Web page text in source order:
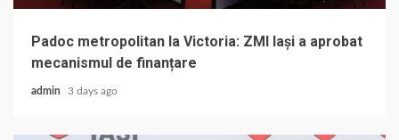
Padoc metropolitan la Victoria: ZMI Iași a aprobat
mecanismul de finanțare
admin 3 days ago